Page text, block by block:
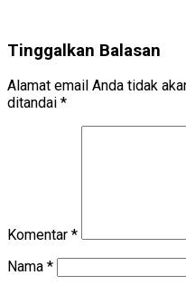
Tinggalkan Balasan
Alamat email Anda tidak
ditandai *
Komentar *
Nama *